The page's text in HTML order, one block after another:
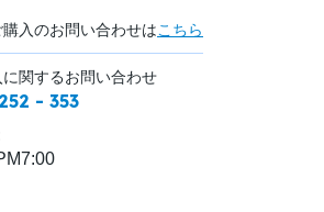
入のお問い合わせはこちら
関するお問い合わせ
- 353